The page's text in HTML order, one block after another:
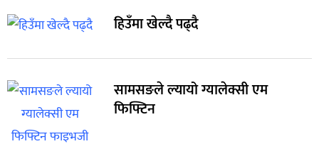
हिउँमा खेल्दै पढ्दै
सामसङले ल्यायो ग्यालेक्सी एम
फिफ्टिन